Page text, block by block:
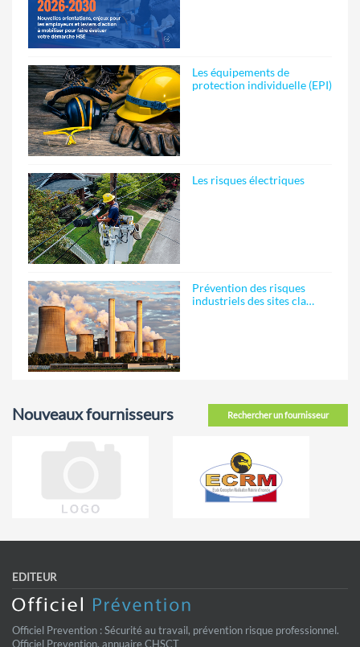
Les équipements de
protection individuelle (EPI)
Les risques électriques
Prévention des risques
industriels des sites cla…
Rechercher un fournisseur
Nouveaux fournisseurs
EDITEUR
Officiel Prevention : Sécurité au travail, prévention risque professionnel.
Officiel Prevention, annuaire CHSCT